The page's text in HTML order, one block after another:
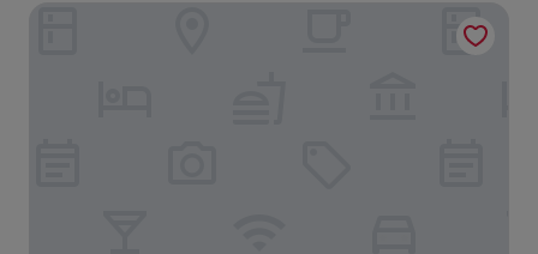
Hotel Schöne Aussicht, Stilvoll modern, direkt am